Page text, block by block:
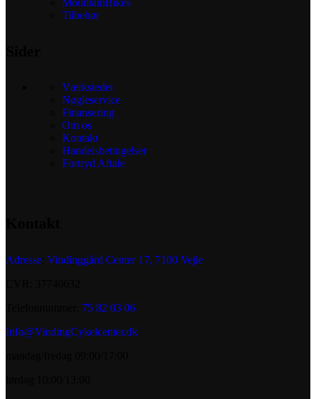
Tilbehør
Værkstedet
Nøgleservice
Finansering
Om os
Kontakt
Handelsbetingelser
Fortryd Aftale
Adresse Vindinggård Center 17, 7100 Vejle
75 82 03 06
Info@VindingCykelcenter.dk